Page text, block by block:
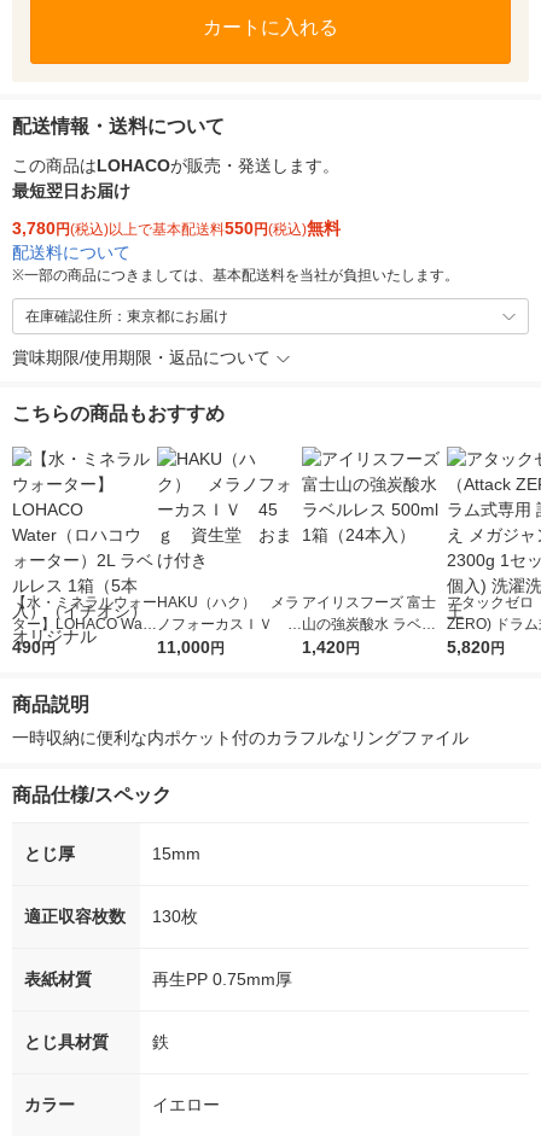
カートに入れる
配送情報・送料について
この商品はLOHACOが販売・発送します。
最短翌日お届け
3,780円(税込)以上で基本配送料550円(税込)無料
配送料について
※一部の商品につきましては、基本配送料を当社が負担いたします。
在庫確認住所：東京都にお届け
賞味期限/使用期限・返品について
こちらの商品もおすすめ
【水・ミネラルウォー
ター】LOHACO Wate
r（ロハコウォータ
シ） オリジナル
490円
HAKU（ハク） メラ
ノフォーカスＩＶ 4
5ｇ 資生堂 おまけ
11,000円
アイリスフーズ 富士
山の強炭酸水 ラベル
レス 500ml 1箱（24
1,420円
アタックゼロ
ZERO) ドラ
詰め替え メガ
5,820円
商品説明
一時収納に便利な内ポケット付のカラフルなリングファイル
商品仕様/スペック
とじ厚 15mm
適正収容枚数 130枚
表紙材質 再生PP 0.75mm厚
とじ具材質 鉄
カラー イエロー